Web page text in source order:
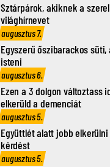
Sztárpárok, akiknek a
világhírnevet
augusztus 7.
Egyszerű őszibarackos
isteni
augusztus 6.
Ezen a 3 dolgon változtass
elkerüld a demenciát
augusztus 5.
Együttlét alatt jobb
kérdést
augusztus 5.